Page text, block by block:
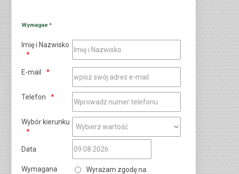
Wymagae *
Imię i Nazwisko
E-mail
Telefon
Wybór kierunku
Data
Wymagana
Wyrażam zgodę na